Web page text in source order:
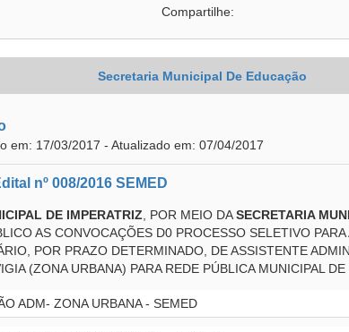
Compartilhe:
Secretaria Municipal De Educação
em: 17/03/2017 - Atualizado em: 07/04/2017
nº 008/2016 SEMED
DE IMPERATRIZ , POR MEIO DASECRETARIA
AS CONVOCAÇÕES D0 PROCESSO SELETIVO
POR PRAZO DETERMINADO, DE ASSISTENTE
(ZONA URBANA) PARA REDE PÚBLICA MUNICIPAL DE
ADM- ZONA URBANA - SEMED